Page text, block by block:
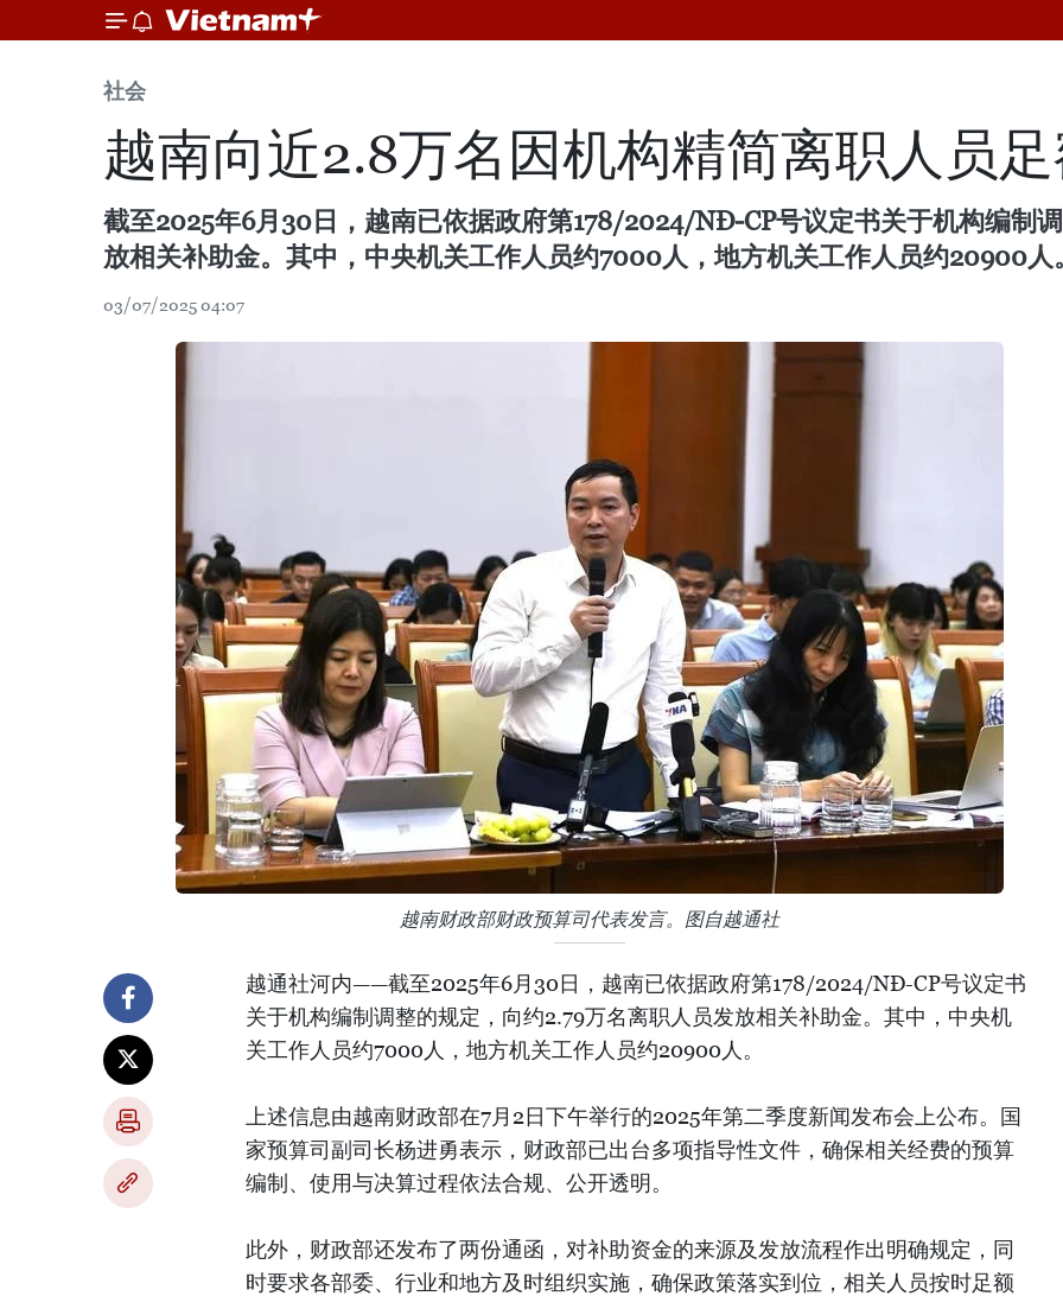
社会
越南向近2.8万名因机构精简离职人员
截至2025年6月30日，越南已依据政府第178/2024/NĐ-CP号议定书关于机构编制
放相关补助金。其中，中央机关工作人员约7000人，地方机关工作人员约20900人
03/07/2025 04:07
越南财政部财政预算司代表发言。图自越通社
越通社河内——截至2025年6月30日，越南已依据政府第178/2024/NĐ-CP号议定书
关于机构编制调整的规定，向约2.79万名离职人员发放相关补助金。其中，中央机
关工作人员约7000人，地方机关工作人员约20900人。
上述信息由越南财政部在7月2日下午举行的2025年第二季度新闻发布会上公布。国
家预算司副司长杨进勇表示，财政部已出台多项指导性文件，确保相关经费的预算
编制、使用与决算过程依法合规、公开透明。
此外，财政部还发布了两份通函，对补助资金的来源及发放流程作出明确规定，同
时要求各部委、行业和地方及时组织实施，确保政策落实到位，相关人员按时足额